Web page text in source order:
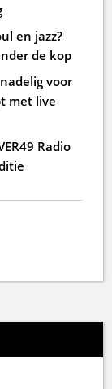
en jazz?
de kop
nadelig voor
met live
Radio